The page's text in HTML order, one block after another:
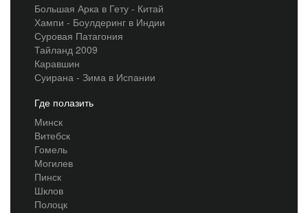
Большая Арка в Гету - Китай
Хампи - Боулдеринг в Индии
Суровая Патагония
Тайланд 2009
Каравшин
Суирана - Зима в Испании
Где полазить
Минск
Витебск
Гомель
Могилев
Пинск
Шклов
Полоцк